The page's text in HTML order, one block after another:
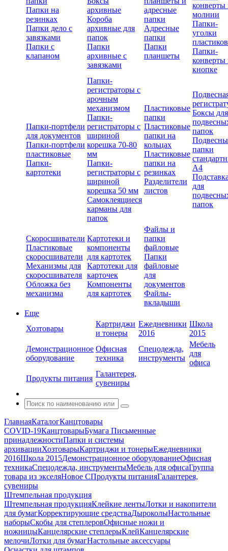
Папки на
резинках
Папки дело с
завязками
Папки с
клапаном
архивные
Короба
архивные для
папок
Папки
архивные с
завязками
адресные
папки
Адресные
папки
Папки
планшеты
конверты
молнии
Папки-
уголки
Папки-
конверты
кнопке
Папки-портфели
для документов
Папки-портфели
пластиковые
Папки-
картотеки
Папки-
регистраторы с
арочным
механизмом
Папки-
регистраторы с
шириной
корешка 70-80
мм
Папки-
регистраторы с
шириной
корешка 50 мм
Самоклеящиеся
карманы для
папок
Пластиковые
папки
Пластиковые
папки на
кольцах
Пластиковые
папки на
резинках
Разделители
листов
Боксы для
папок
папки
А4
для
папок
Скоросшиватели
Пластиковые
скоросшиватели
Механизмы для
скоросшивателя
Обложка без
механизма
Картотеки и
компоненты
для картотек
Картотеки для
карточек
Компоненты
для картотек
Файлы и
папки
файловые
Папки
файловые
для
документов
Файлы-
вкладыши
Еще
Хозтовары
Картриджи
и тонеры
Ежедневники
2016
Школа
2015
Демонстрационное
оборудование
Офисная
техника
Спецодежда,
инструменты
Мебель
для
офиса
Продукты питания
Галантерея,
сувениры
ГлавнаяКаталогКанцтовары
COVID-19КанцтоварыБумага Письменные
принадлежностиПапки и системы
архивацииХозтоварыКартриджи и тонерыЕжедневники
2016Школа 2015Демонстрационное оборудованиеОфисная
техникаСпецодежда, инструментыМебель для офисаГруппа
товара из экселяНовое СПродукты питанияГалантерея,
сувениры
Штемпельная продукция
Штемпельная продукцияКлейкие лентыЛотки и накопители
для бумагКорректирующие средстваДыроколыНастольные
наборыСкобы для степлеровОфисные ножи и
ножницыКанцелярские степлерыКлейКанцелярские
мелочиЛотки для бумагНастольные аксессуары